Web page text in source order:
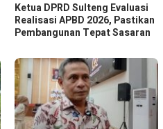
Ketua DPRD Sulteng Evaluasi
Realisasi APBD 2026, Pastikan
Pembangunan Tepat Sasaran